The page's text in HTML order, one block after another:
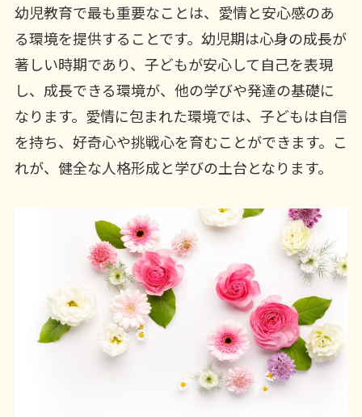
幼児教育で最も重要なことは、愛情と安心感のあ
る環境を提供することです。幼児期は心身の成長が
著しい時期であり、子どもが安心して自己を表現
し、成長できる環境が、他の学びや発達の基礎に
なります。愛情に包まれた環境では、子どもは自信
を持ち、好奇心や挑戦心を育むことができます。こ
れが、健全な人格形成と学びの土台となります。